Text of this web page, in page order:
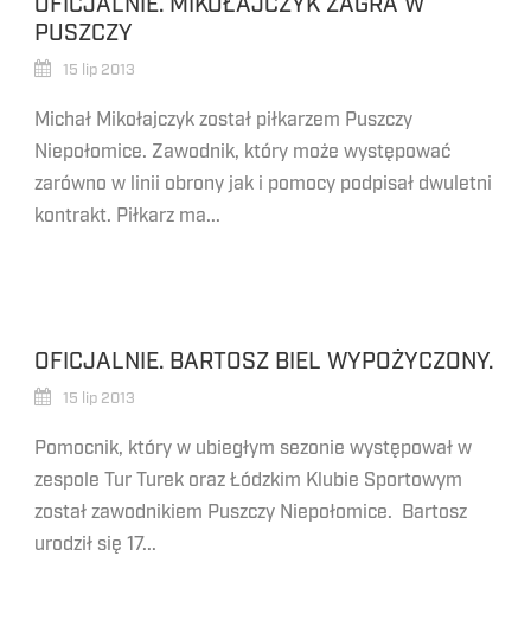
PUSZCZY
15 lip 2013
Michał Mikołajczyk został piłkarzem Puszczy
Niepołomice. Zawodnik, który może występować
zarówno w linii obrony jak i pomocy podpisał dwuletni
kontrakt. Piłkarz ma...
OFICJALNIE. BARTOSZ BIEL WYPOŻYCZONY.
15 lip 2013
Pomocnik, który w ubiegłym sezonie występował w
zespole Tur Turek oraz Łódzkim Klubie Sportowym
został zawodnikiem Puszczy Niepołomice. Bartosz
urodził się 17...